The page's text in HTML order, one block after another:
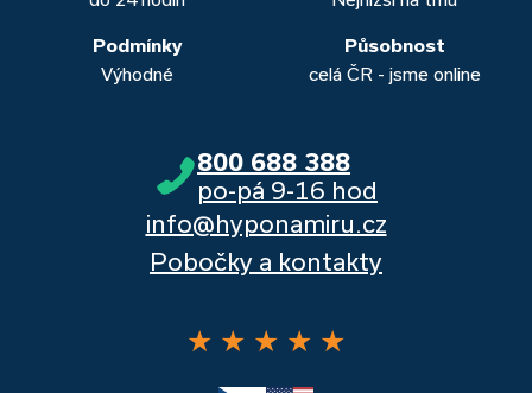
Podmínky
Výhodné
Působnost
celá ČR - jsme online
800 688 388
po-pá 9-16 hod
info@hyponamiru.cz
Pobočky a kontakty
★ ★ ★ ★ ★